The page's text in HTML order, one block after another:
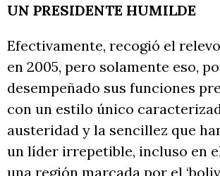
UN PRESIDENTE HUMILDE
Efectivamente, recogió el
en 2005, pero solamente eso,
desempeñado sus funciones
con un estilo único
austeridad y la sencillez que
un líder irrepetible, incluso en
una región marcada por el